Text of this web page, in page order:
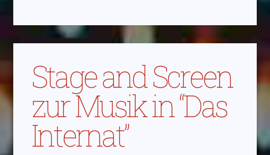
Stage and Screen
zur Musik in “Das
Internat”